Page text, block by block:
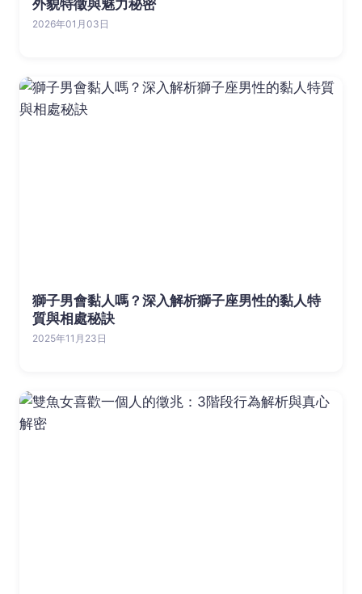
外貌特徵與魅力秘密
2026年01月03日
獅子男會黏人嗎？深入解析獅子座男性的黏人特
質與相處秘訣
2025年11月23日